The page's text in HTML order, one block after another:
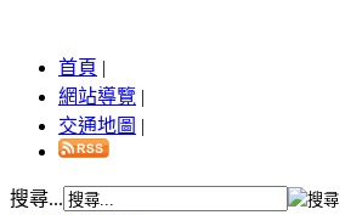
首頁 |
網站導覽 |
交通地圖 |
搜尋...